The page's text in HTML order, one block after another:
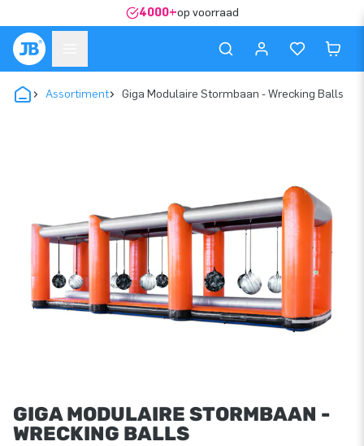
4000+op voorraad
Assortiment Giga Modulaire Stormbaan - Wrecking Balls
GIGA MODULAIRE STORMBAAN -
WRECKING BALLS